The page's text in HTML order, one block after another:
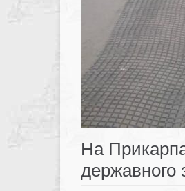
На